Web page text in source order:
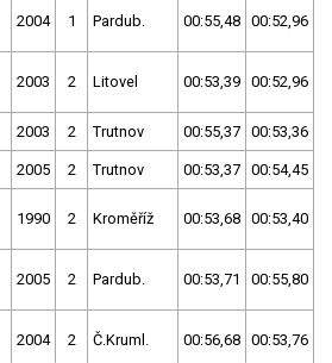
2004 1 Pardub. 00:55,48 00:52,96
2003 2 Litovel 00:53,39 00:52,96
2003 2 Trutnov 00:55,37 00:53,36
2005 2 Trutnov 00:53,37 00:54,45
1990 2 Kroměříž 00:53,68 00:53,40
2005 2 Pardub. 00:53,71 00:55,80
2004 2 Č.Kruml. 00:56,68 00:53,76